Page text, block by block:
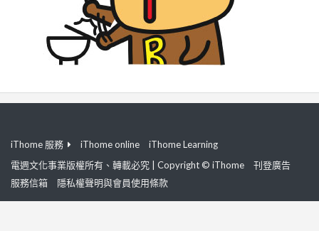
iThome 服務 iThome online
iThome Learning
電週文化事業版權所有、轉載必究 | Copyright © iThome
刊登廣告
服務信箱
隱私權聲明與會員使用條款